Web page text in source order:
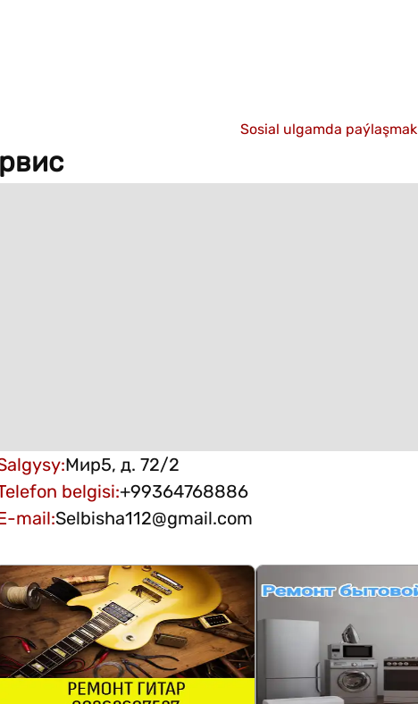
Sosial ulgamda paýlaşmak
:Мир5, д. 72/2
belgisi:+99364768886
mail:Selbisha112@gmail.com